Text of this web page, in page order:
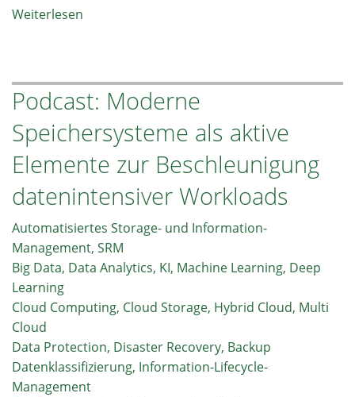
Weiterlesen
Storage
und
IT-
Infrastruktur-
Herausforderungen
aus
Sicht
Podcast: Moderne
Speichersysteme als aktive
Elemente zur Beschleunigung
datenintensiver Workloads
Automatisiertes Storage- und Information-
Management, SRM
Big Data, Data Analytics, KI, Machine Learning, Deep
Learning
Cloud Computing, Cloud Storage, Hybrid Cloud, Multi
Cloud
Data Protection, Disaster Recovery, Backup
Datenklassifizierung, Information-Lifecycle-
Management